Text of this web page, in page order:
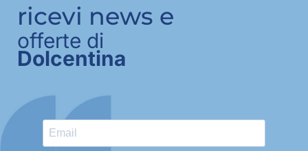
ricevi news e
offerte di
Dolcentina